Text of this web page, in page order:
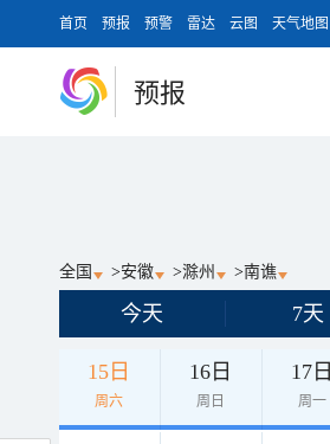
首页 预报 预警 雷达 云图 天气地图
预报
全国 >安徽 >滁州 >南谯
今天 7天
15日
周六
16日
周日
17日
周一